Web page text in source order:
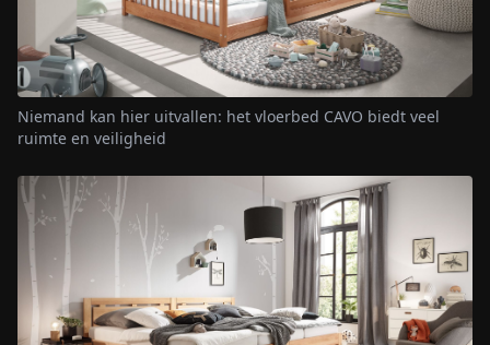
Niemand kan hier uitvallen: het vloerbed CAVO biedt veel
ruimte en veiligheid